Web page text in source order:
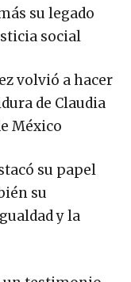
su legado
social
volvió a hacer
de Claudia
México
su papel
su
y la